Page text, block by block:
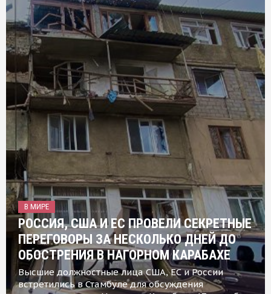
В МИРЕ
РОССИЯ, США И ЕС ПРОВЕЛИ СЕКРЕТНЫЕ
ПЕРЕГОВОРЫ ЗА НЕСКОЛЬКО ДНЕЙ ДО
ОБОСТРЕНИЯ В НАГОРНОМ КАРАБАХЕ
Высшие должностные лица США, ЕС и России
встретились в Стамбуле для обсуждения